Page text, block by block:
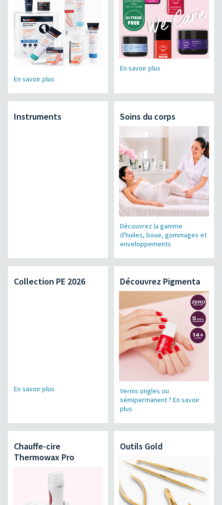
En savoir plus
En savoir plus
Instruments Soins du corps
Découvrez la gamme
d'huiles, boue, gommages et
enveloppements
Collection PE 2026
En savoir plus
Découvrez Pigmenta
Vernis ongles ou
sémipermanent ? En savoir
plus
Chauffe-cire
Thermowax Pro
Outils Gold